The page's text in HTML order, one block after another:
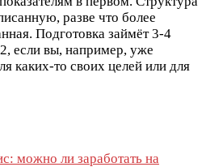
разве что более
Подготовка займёт 3-4
если вы, например, уже
каких-то своих целей или для
можно ли заработать на